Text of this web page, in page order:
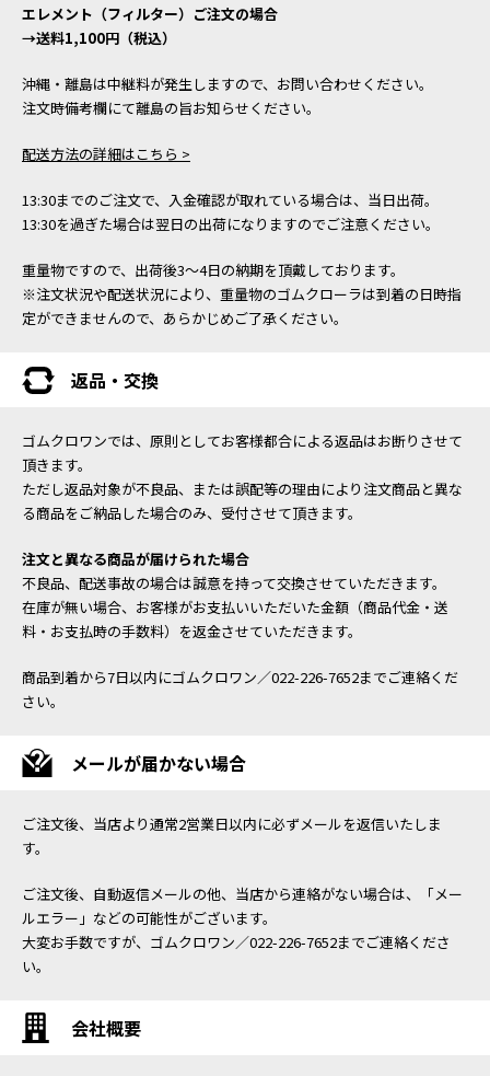
エレメント（フィルター）ご注文の場合
→送料1,100円（税込）
沖縄・離島は中継料が発生しますので、お問い合わせください。
注文時備考欄にて離島の旨お知らせください。
配送方法の詳細はこちら >
13:30までのご注文で、入金確認が取れている場合は、当日出荷。
13:30を過ぎた場合は翌日の出荷になりますのでご注意ください。
重量物ですので、出荷後3～4日の納期を頂戴しております。
※注文状況や配送状況により、重量物のゴムクローラは到着の日時指
定ができませんので、あらかじめご了承ください。
返品・交換
ゴムクロワンでは、原則としてお客様都合による返品はお断りさせて
頂きます。
ただし返品対象が不良品、または誤配等の理由により注文商品と異な
る商品をご納品した場合のみ、受付させて頂きます。
注文と異なる商品が届けられた場合
不良品、配送事故の場合は誠意を持って交換させていただきます。
在庫が無い場合、お客様がお支払いいただいた金額（商品代金・送
料・お支払時の手数料）を返金させていただきます。
商品到着から7日以内にゴムクロワン／022-226-7652までご連絡くだ
さい。
メールが届かない場合
ご注文後、当店より通常2営業日以内に必ずメールを返信いたしま
す。
ご注文後、自動返信メールの他、当店から連絡がない場合は、「メー
ルエラー」などの可能性がございます。
大変お手数ですが、ゴムクロワン／022-226-7652までご連絡くださ
い。
会社概要